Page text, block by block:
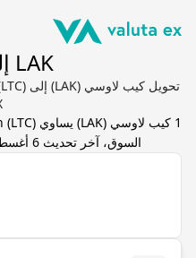
LAK إلى LTC
1 كيب لاوسي (
LAK) يساوي (LTC
السوق، آخر تحديث6 أغسطس 2026 في 12:50 م UTC